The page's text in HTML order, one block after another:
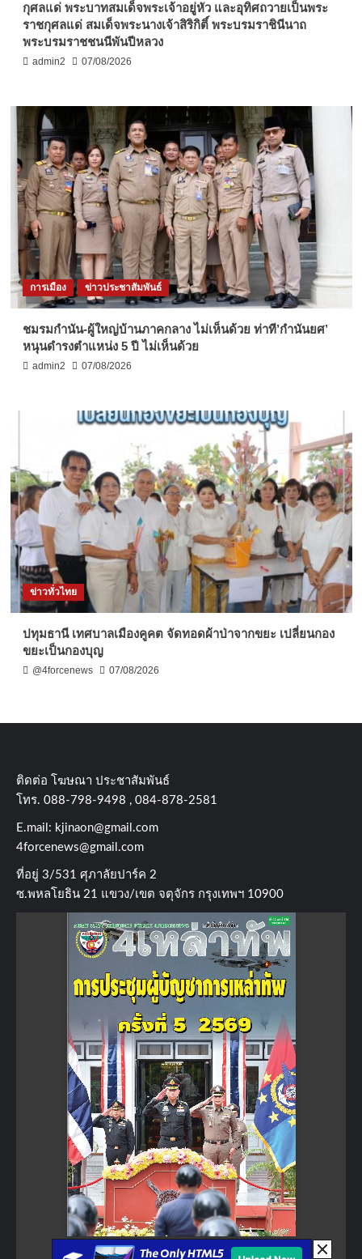
กุศลแด่ พระบาทสมเด็จพระเจ้าอยู่หัว และอุทิศถวายเป็นพระ
ราชกุศลแด่ สมเด็จพระนางเจ้าสิริกิติ์ พระบรมราชินีนาถ
พระบรมราชชนนีพันปีหลวง
admin2 07/08/2026
การเมือง ข่าวประชาสัมพันธ์
ชมรมกำนัน-ผู้ใหญ่บ้านภาคกลาง ไม่เห็นด้วย ท่าที’กำนันยศ’
หนุนดำรงตำแหน่ง 5 ปี ไม่เห็นด้วย
admin2 07/08/2026
ข่าวทั่วไทย
ปทุมธานี เทศบาลเมืองคูคต จัดทอดผ้าป่าจากขยะ เปลี่ยนกอง
ขยะเป็นกองบุญ
@4forcenews 07/08/2026
ติดต่อ​ โฆษณา​ ประชาสัมพันธ์
โทร​. 088-798-9498 , 084-878-2581
E.mail: kjinaon@gmail.com
4forcenews@gmail.com
ที่อยู่​ 3/531​ ศุภาลัยปาร์ค​ 2
ซ.พหลโยธิน​ 21​ แขวง/เขต​ จตุจักร​ กรุงเทพฯ 10900